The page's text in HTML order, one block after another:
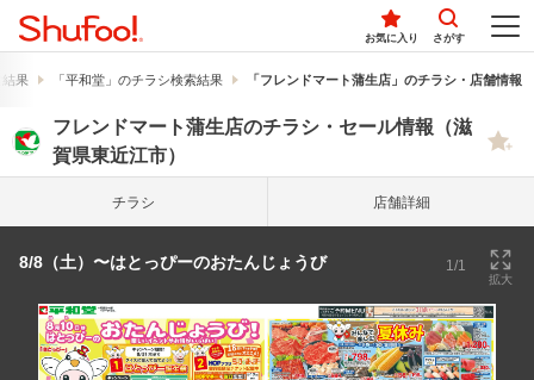
お気に入り さがす
結果 「平和堂」のチラシ検索結果 「フレンドマート蒲生店」のチラシ・店舗情報
フレンドマート蒲生店のチラシ・セール情報（滋
賀県東近江市）
チラシ 店舗詳細
8/8（土）〜はとっぴーのおたんじょうび 1/1
拡大